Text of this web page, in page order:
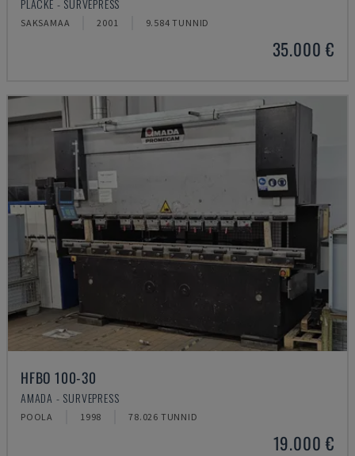
PLACKE - SURVEPRESS
SAKSAMAA 2001 9.584 TUNNID
35.000 €
HFBO 100-30
AMADA - SURVEPRESS
POOLA 1998 78.026 TUNNID
19.000 €